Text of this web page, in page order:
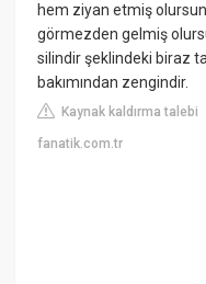
hem ziyan etmiş
görmezden gelmiş
silindir şeklindeki biraz
bakımından zengindir.
Kaynak kaldırma talebi
fanatik.com.tr